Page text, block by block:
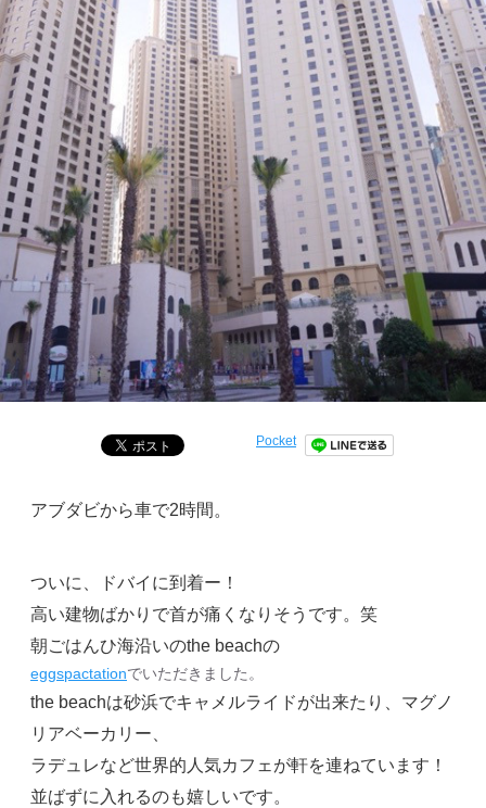
Pocket
アブダビから車で2時間。
ついに、ドバイに到着ー！
高い建物ばかりで首が痛くなりそうです。笑
朝ごはんひ海沿いのthe beachの
eggspactationでいただきました。
the beachは砂浜でキャメルライドが出来たり、マグノ
リアベーカリー、
ラデュレなど世界的人気カフェが軒を連ねています！
並ばずに入れるのも嬉しいです。